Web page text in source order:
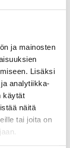
ja mainosten
Lisäksi
analytiikka-
käytät
näitä
tai joita on